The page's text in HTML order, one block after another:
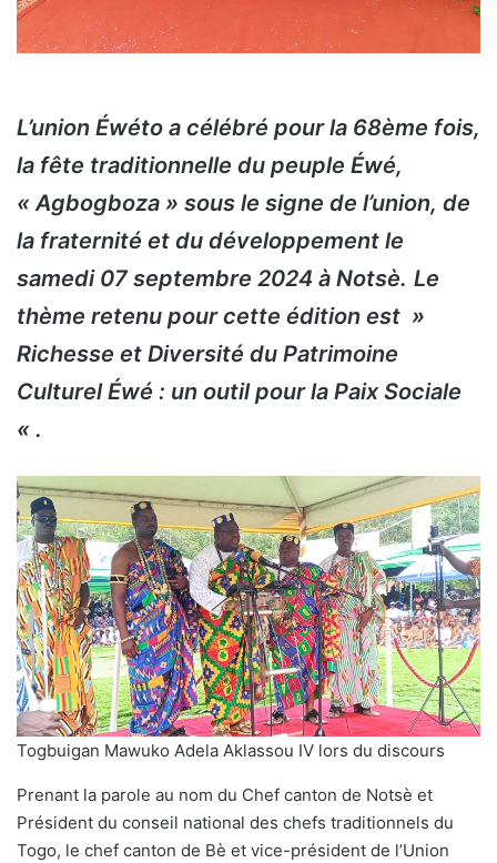
L’union Éwéto a célébré pour la 68ème fois,
la fête traditionnelle du peuple Éwé,
« Agbogboza » sous le signe de l’union, de
la fraternité et du développement le
samedi 07 septembre 2024 à Notsè. Le
thème retenu pour cette édition est »
Richesse et Diversité du Patrimoine
Culturel Éwé : un outil pour la Paix Sociale
« .
Togbuigan Mawuko Adela Aklassou IV lors du discours
Prenant la parole au nom du Chef canton de Notsè et
Président du conseil national des chefs traditionnels du
Togo, le chef canton de Bè et vice-président de l’Union